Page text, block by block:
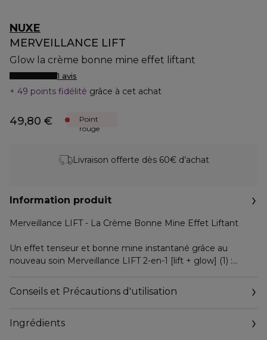
NUXE
MERVEILLANCE LIFT
Glow la crème bonne mine effet liftant
1 avis
49 points fidélité grâce à cet achat
49,80 €
Point
rouge
Livraison offerte dès 60€ d’achat
Information produit
Merveillance LIFT - La Crème Bonne Mine Effet Liftant
Un effet tenseur et bonne mine instantané grâce au
nouveau soin Merveillance LIFT 2-en-1 [lift + glow] (1) :
Cette crème liftante infusée d'huile de Micro-Algue ultra-
végétal de tomate.
Conseils et Précautions d'utilisation
Ingrédients